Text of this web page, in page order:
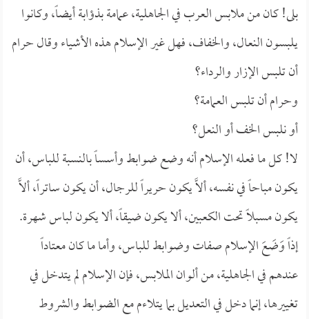
بلى! كان من ملابس العرب في الجاهلية، عمامة بذؤابة أيضاً، وكانوا
يلبسون النعال، والخفاف، فهل غير الإسلام هذه الأشياء وقال حرام
أن تلبس الإزار والرداء؟
وحرام أن تلبس العمامة؟
أو نلبس الخف أو النعل؟
لا! كل ما فعله الإسلام أنه وضع ضوابط وأسساً بالنسبة للباس، أن
يكون مباحاً في نفسه، ألاَّ يكون حريراً للرجال، أن يكون ساتراً، ألاَّ
يكون مسبلاً تحت الكعبين، ألا يكون ضيقاً، ألا يكون لباس شهرة.
إذاً وَضَعَ الإسلام صفات وضوابط للباس، وأما ما كان معتاداً
عندهم في الجاهلية، من ألوان الملابس، فإن الإسلام لم يتدخل في
تغييرها، إنما دخل في التعديل بما يتلاءم مع الضوابط والشروط